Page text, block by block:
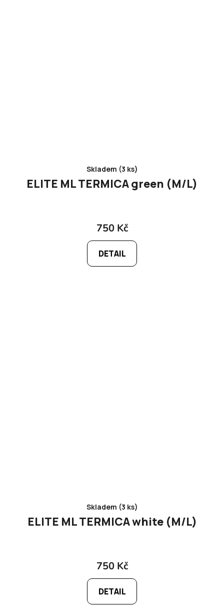
Skladem (3 ks)
ELITE ML TERMICA green (M/L)
750 Kč
DETAIL
Skladem (3 ks)
ELITE ML TERMICA white (M/L)
750 Kč
DETAIL